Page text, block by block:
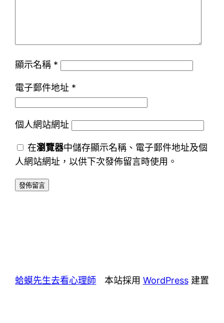
顯示名稱 *
電子郵件地址 *
個人網站網址
在瀏覽器中儲存顯示名稱、電子郵件地址及個
人網站網址，以供下次發佈留言時使用。
蛤蟆先生去看心理師 本站採用 WordPress建置